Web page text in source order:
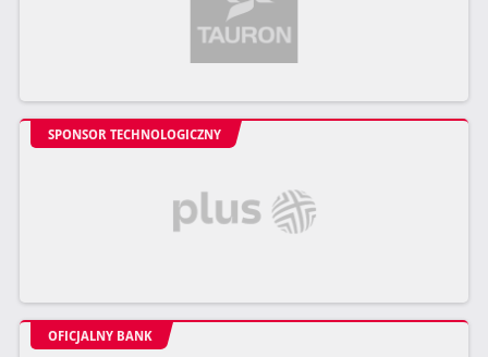
SPONSOR TECHNOLOGICZNY
OFICJALNY BANK